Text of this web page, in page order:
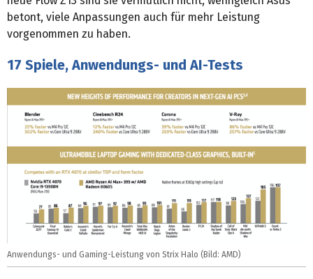
betont, viele Anpassungen auch für mehr Leistung
vorgenommen zu haben.
17 Spiele, Anwendungs- und AI-Tests
Anwendungs- und Gaming-Leistung von Strix Halo (Bild: AMD)